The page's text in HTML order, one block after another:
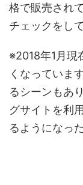
格で販売され
チェックをし
※2018年1月現
くなっていま
るシーンもあ
グサイトを利
るようになっ